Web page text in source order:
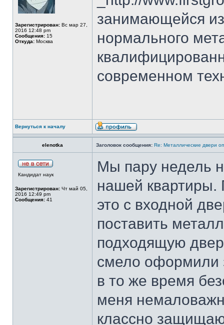
Зарегистрирован: Вс мар 27,
2016 12:48 pm
Сообщения: 15
Откуда: Москва
занимающейся
нормального
современном
Вернуться к началу
elenotka Заголовок сообщения: Re: Металлические двери
Кандидат наук
Зарегистрирован: Чт май 05,
2016 12:49 pm
Сообщения: 41
Мы пару недель
нашей квартиры.
это с входной
поставить
подходящую
смело оформили
в то же время
меня
классно